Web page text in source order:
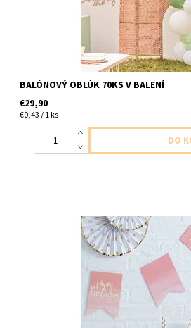
BALÓNOVÝ OBLÚK 70KS V BALENÍ
€29,90
€0,43 / 1 ks
papierovy banner s napisom stastne